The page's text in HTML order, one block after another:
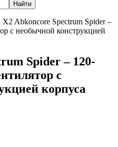
X2 Abkoncore Spectrum Spider –
с необычной конструкцией
Spider – 120-
с
корпуса